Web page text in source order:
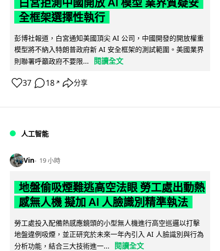
全框架選擇性執行
彭博社報道，白宮通知美國頂尖 AI 公司，中國開發的開放權重
模型將不納入特朗普政府新 AI 安全框架的測試範圍。美國業界
則聯署呼籲政府不要限...
閱讀全文
37 18 ↗ 分享
人工智能
Vin 19 小時
地盤偷吸煙難逃高空法眼 勞工處出動熱
感無人機 擬加 AI 人臉識別精準執法
勞工處投入配備熱感應鏡頭的小型無人機進行高空巡邏以打擊
地盤違例吸煙，並正研究於未來一年內引入 AI 人臉識別與行為
分析功能，結合三大技術進一...
閱讀全文